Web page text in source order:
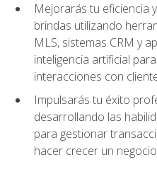
Mejorarás tu eficiencia
brindas utilizando
MLS, sistemas CRM y
inteligencia artificial
interacciones con
Impulsarás tu éxito
desarrollando las
para gestionar
hacer crecer un